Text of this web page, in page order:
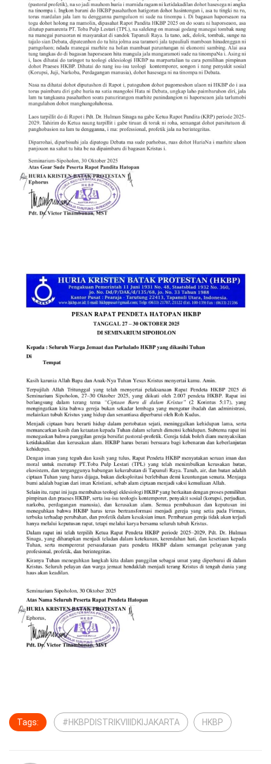
Tags: #HKBPDISTRIKVIIIDKIJAKARTA HKBP